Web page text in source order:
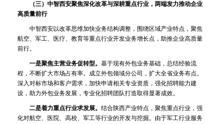
（三）中智西安聚焦深化改革与深耕重点行业，两端发力推动企业
高质量前行
中智西安以改革思维加快业务结构调整，围绕区域产业特点，聚焦
航空、军工、医疗、教育等重点行业开发业务增长点，助推企业高质量
前行。
一是聚焦主营业务促转型。 基于现有外包业务基础，总结经验流
程，不断扩大市场占有率。成立外包领域分公司，扩大全省业务布点。
深入对标市场和客户需求，加快申请相关专业资质，强化招聘能力建
设，助力外包业务发展，专业化招聘团队打造取得显著成效。
二是着力重点行业求发展。 结合陕西产业特点，聚焦重点行业，强
化对航空、医院、高校、军工等行业的开发与挖掘。由于军工行业服务